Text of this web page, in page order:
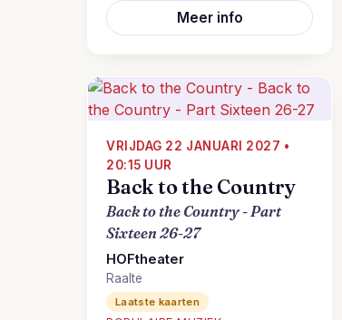
Meer info
VRIJDAG 22 JANUARI 2027 •
20:15 UUR
Back to the Country
Back to the Country - Part
Sixteen 26-27
HOFtheater
Raalte
Laatste kaarten